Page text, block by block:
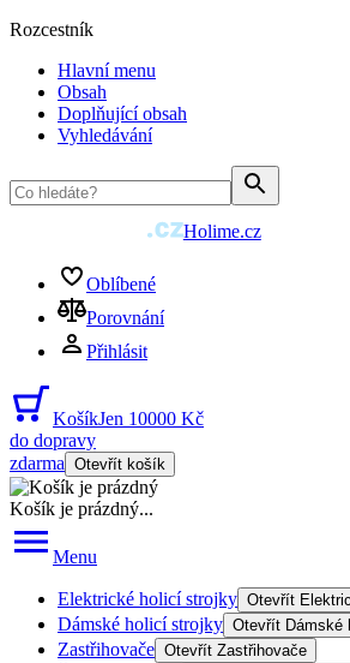
Rozcestník
Hlavní menu
Obsah
Doplňující obsah
Vyhledávání
Holime.cz
Oblíbené
Porovnání
Přihlásit
KošíkJen 10000 Kč
do dopravy
zdarma Otevřít košík
Košík je prázdný...
Menu
Elektrické holicí strojky Otevřít
Dámské holicí strojky Otevřít Dámské
Zastřihovače Otevřít Zastřihovače